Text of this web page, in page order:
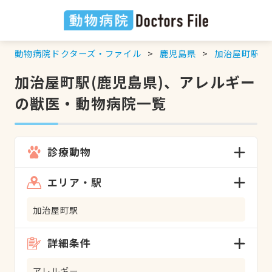
動物病院ドクターズ・ファイル 鹿児島県 加治屋町駅
加治屋町駅(鹿児島県)、アレルギー
の獣医・動物病院一覧
診療動物
エリア・駅
加治屋町駅
詳細条件